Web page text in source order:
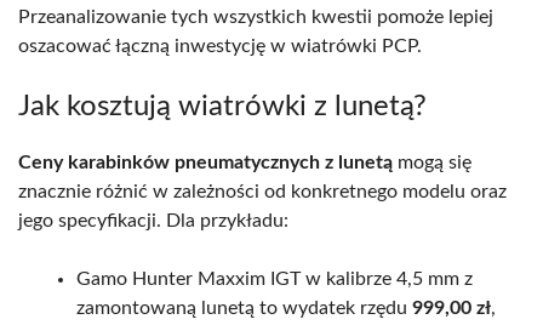
Przeanalizowanie tych wszystkich kwestii pomoże lepiej
oszacować łączną inwestycję w wiatrówki PCP.
Jak kosztują wiatrówki z lunetą?
Ceny karabinków pneumatycznych z lunetą mogą się
znacznie różnić w zależności od konkretnego modelu oraz
jego specyfikacji. Dla przykładu:
Gamo Hunter Maxxim IGT w kalibrze 4,5 mm z
zamontowaną lunetą to wydatek rzędu 999,00 zł,